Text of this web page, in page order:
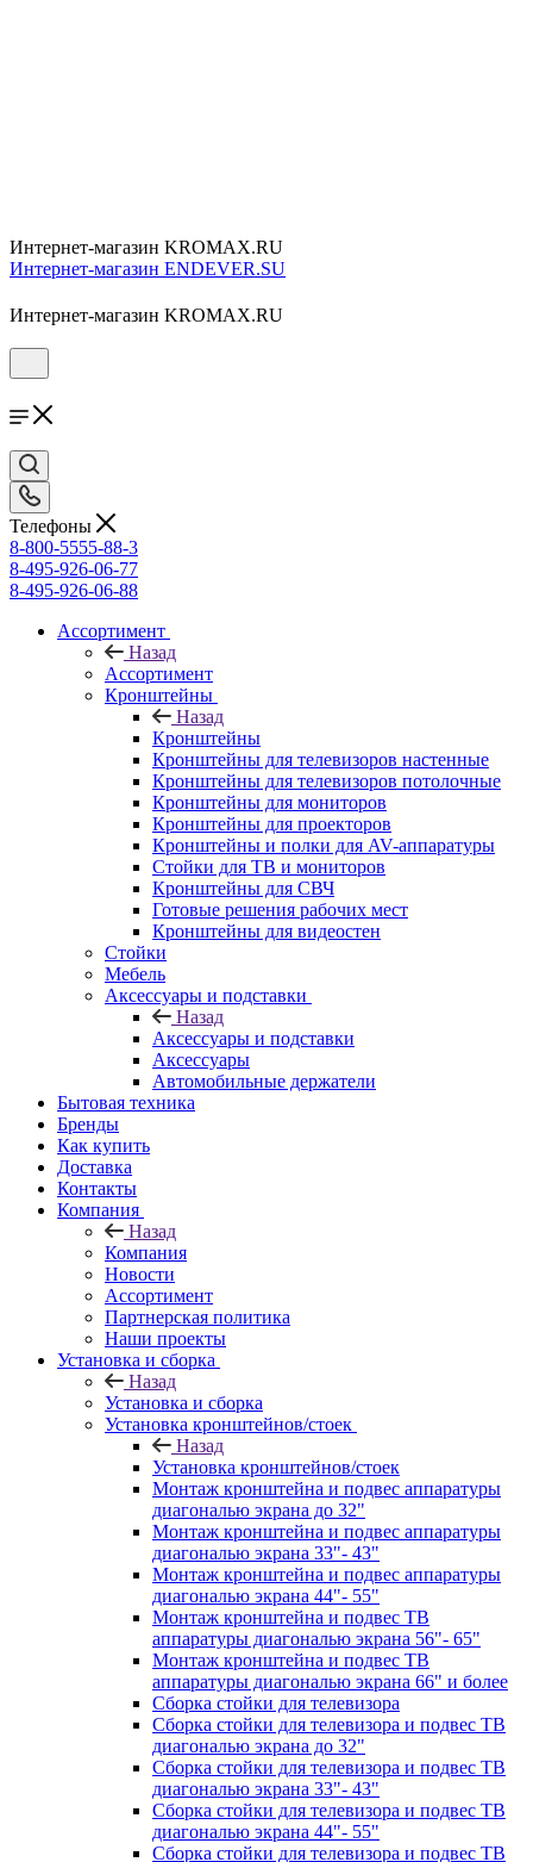
Интернет-магазин KROMAX.RU
Интернет-магазин ENDEVER.SU
Интернет-магазин KROMAX.RU
Телефоны
8-800-5555-88-3
8-495-926-06-77
8-495-926-06-88
Ассортимент
Назад
Ассортимент
Кронштейны
Назад
Кронштейны
Кронштейны для телевизоров настенные
Кронштейны для телевизоров потолочные
Кронштейны для мониторов
Кронштейны для проекторов
Кронштейны и полки для AV-аппаратуры
Стойки для ТВ и мониторов
Кронштейны для СВЧ
Готовые решения рабочих мест
Кронштейны для видеостен
Стойки
Мебель
Аксессуары и подставки
Назад
Аксессуары и подставки
Аксессуары
Автомобильные держатели
Бытовая техника
Бренды
Как купить
Доставка
Контакты
Компания
Назад
Компания
Новости
Ассортимент
Партнерская политика
Наши проекты
Установка и сборка
Назад
Установка и сборка
Установка кронштейнов/стоек
Назад
Установка кронштейнов/стоек
Монтаж кронштейна и подвес аппаратуры
диагональю экрана до 32"
Монтаж кронштейна и подвес аппаратуры
диагональю экрана 33"- 43"
Монтаж кронштейна и подвес аппаратуры
диагональю экрана 44"- 55"
Монтаж кронштейна и подвес ТВ
аппаратуры диагональю экрана 56"- 65"
Монтаж кронштейна и подвес ТВ
аппаратуры диагональю экрана 66" и более
Сборка стойки для телевизора
Сборка стойки для телевизора и подвес ТВ
диагональю экрана до 32"
Сборка стойки для телевизора и подвес ТВ
диагональю экрана 33"- 43"
Сборка стойки для телевизора и подвес ТВ
диагональю экрана 44"- 55"
Сборка стойки для телевизора и подвес ТВ